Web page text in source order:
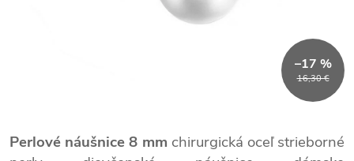
16,30 €
–17 %
Perlové náušnice 8 mm chirurgická oceľ strieborné